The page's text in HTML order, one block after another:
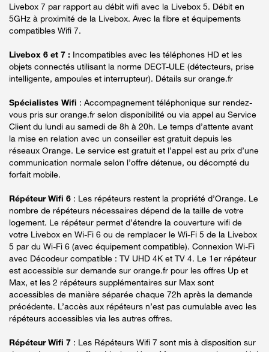
Livebox 7 par rapport au débit wifi avec la Livebox 5. Débit en
5GHz à proximité de la Livebox. Avec la fibre et équipements
compatibles Wifi 7.
Livebox 6 et 7 : Incompatibles avec les téléphones HD et les
objets connectés utilisant la norme DECT-ULE (détecteurs, prise
intelligente, ampoules et interrupteur). Détails sur orange.fr
Spécialistes Wifi : Accompagnement téléphonique sur rendez-
vous pris sur orange.fr selon disponibilité ou via appel au Service
Client du lundi au samedi de 8h à 20h. Le temps d’attente avant
la mise en relation avec un conseiller est gratuit depuis les
réseaux Orange. Le service est gratuit et l’appel est au prix d’une
communication normale selon l’offre détenue, ou décompté du
forfait mobile.
Répéteur Wifi 6 : Les répéteurs restent la propriété d’Orange. Le
nombre de répéteurs nécessaires dépend de la taille de votre
logement. Le répéteur permet d’étendre la couverture wifi de
votre Livebox en Wi-Fi 6 ou de remplacer le Wi-Fi 5 de la Livebox
5 par du Wi-Fi 6 (avec équipement compatible). Connexion Wi-Fi
avec Décodeur compatible : TV UHD 4K et TV 4. Le 1er répéteur
est accessible sur demande sur orange.fr pour les offres Up et
Max, et les 2 répéteurs supplémentaires sur Max sont
accessibles de manière séparée chaque 72h après la demande
précédente. L’accès aux répéteurs n’est pas cumulable avec les
répéteurs accessibles via les autres offres.
Répéteur Wifi 7 : Les Répéteurs Wifi 7 sont mis à disposition sur